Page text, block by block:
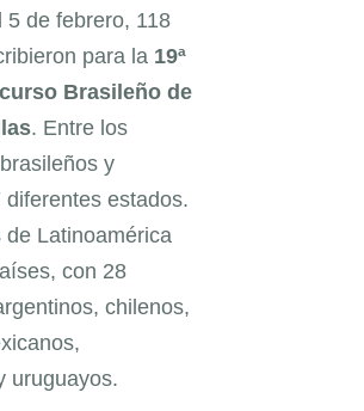
5 de febrero, 118
para la 19ª
Brasileño de
. Entre los
y
estados.
Latinoamérica
con 28
chilenos,
uruguayos.